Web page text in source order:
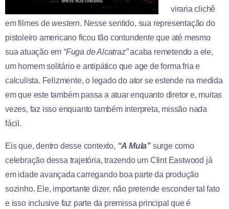
viraria clichê
em filmes dewestern. Nesse sentido, sua representação do
pistoleiro americano ficou tão contundente que até mesmo
sua atuação em “Fuga de Alcatraz”acaba remetendo a ele,
um homem solitário e antipático que age de forma fria e
calculista. Felizmente, o legado do ator se estende na medida
em que este também passa a atuar enquanto diretor e, muitas
vezes, faz isso enquanto também interpreta, missão nada
fácil.
Eis que, dentro desse contexto, “A Mula” surge como
celebração dessa trajetória, trazendo um Clint Eastwood já
em idade avançada carregando boa parte da produção
sozinho. Ele, importante dizer, não pretende esconder tal fato
e isso inclusive faz parte da premissa principal que é